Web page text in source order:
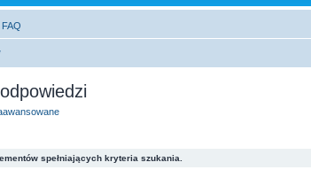
FAQ
spełniających kryteria szukania.